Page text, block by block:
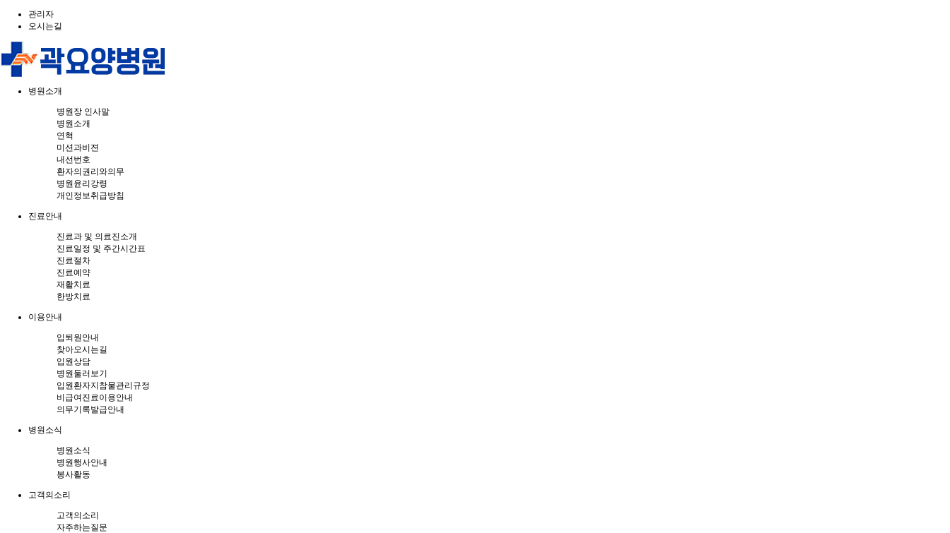
관리자
오시는길
병원소개
병원장 인사말
병원소개
연혁
미션과비젼
내선번호
환자의권리와의무
병원윤리강령
개인정보취급방침
진료안내
진료과 및 의료진소개
진료일정 및 주간시간표
진료절차
진료예약
재활치료
한방치료
이용안내
입퇴원안내
찾아오시는길
입원상담
병원둘러보기
입원환자지참물관리규정
비급여진료이용안내
의무기록발급안내
병원소식
병원소식
병원행사안내
봉사활동
고객의소리
고객의소리
자주하는질문